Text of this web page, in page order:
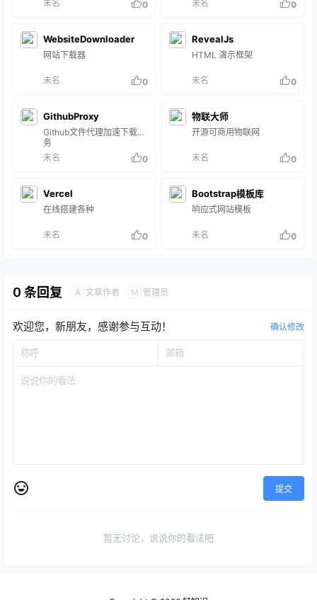
未名 0 未名 0
WebsiteDownloader
网站下载器
未名 0
RevealJs
HTML 演示框架
未名 0
GithubProxy
Github文件代理加速下载服
务
未名
0
物联大师
开源可商用物联网
未名 0
Vercel
在线搭建各种
未名 0
Bootstrap模板库
响应式网站模板
未名 0
0 条回复 A 文章作者 M 管理员
欢迎您，新朋友，感谢参与互动！ 确认修改
提交
暂无讨论，说说你的看法吧